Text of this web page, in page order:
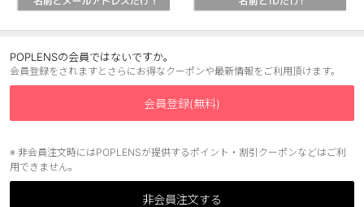
ハロウィンカラコン
ケア用品
レビュー
総合掲示板
POPLENSの会員ではないですか。
会員登録をされますとさらにお得なクーポンや最新情報をご利用頂けます。
会員登録(無料)
※ 非会員注文時にはPOPLENSが提供するポイント・割引クーポンなどはご利
用できません。
非会員注文する